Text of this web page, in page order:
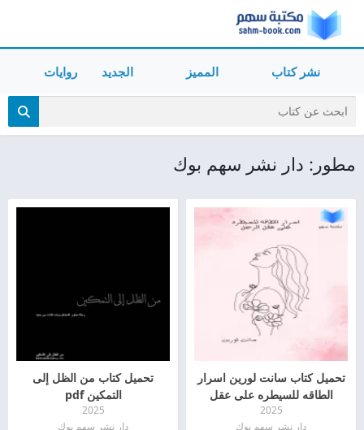
نشر كتاب المميز الجديد روايات
مطور: دار نشر سهم بوك
تحميل كتاب سانت لورين اسرار
الطاقه للسيطره على عقل
الرجل pdf
2025
دار نشر سهم بوك
تحميل كتاب من الظل إلى
التمكين pdf
2025
دار نشر سهم بوك